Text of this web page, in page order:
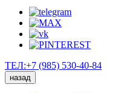
ТЕЛ:+7 (985) 530-40-84
назад